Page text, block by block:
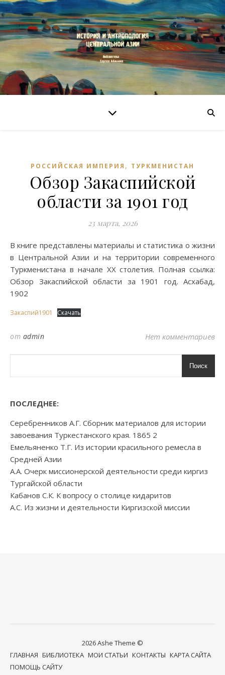
РОССИЙСКАЯ ИМПЕРИЯ , ТУРКМЕНИСТАН
Обзор Закаспийской
области за 1901 год
23 марта, 2026
В книге представлены материалы и статистика о жизни
в Центральной Азии и на территории современного
Туркменистана в начале XX столетия. Полная ссылка:
Обзор Закаспийской области за 1901 год. Асхабад,
1902
Закаспий1901 Скачать
от admin Нет комментариев
Поиск
ПОСЛЕДНЕЕ:
Серебренников А.Г. Сборник материалов для истории
завоевания Туркестанского края. 1865 2
Емельяненко Т.Г. Из истории красильного ремесла в
Средней Азии
А.А. Очерк миссионерской деятельности среди киргиз
Тургайской области
Кабанов С.К. К вопросу о столице кидаритов
А.С. Из жизни и деятельности Киргизской миссии
2026 Ashe Theme ©
ГЛАВНАЯ БИБЛИОТЕКА МОИ СТАТЬИ КОНТАКТЫ КАРТА САЙТА
ПОМОЩЬ САЙТУ